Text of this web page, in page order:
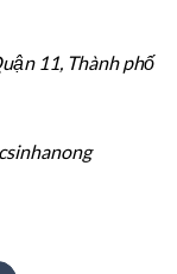
11, Thành phố